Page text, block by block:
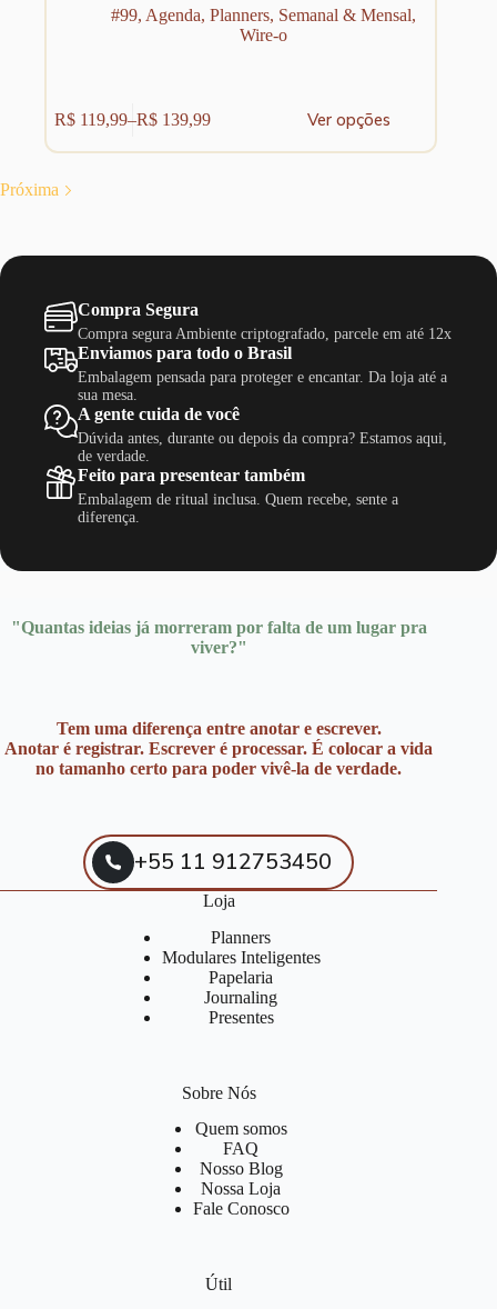
#99, Agenda, Planners, Semanal & Mensal,
Wire-o
R$ 119,99–R$ 139,99
Faixa
de
Ver opções
produto
tem
variantes.
página
do
produto
Próxima
Compra Segura
Compra segura Ambiente criptografado, parcele em até 12x
Enviamos para todo o Brasil
Embalagem pensada para proteger e encantar. Da loja até a
sua mesa.
A gente cuida de você
Dúvida antes, durante ou depois da compra? Estamos aqui,
de verdade.
Feito para presentear também
Embalagem de ritual inclusa. Quem recebe, sente a
diferença.
"Quantas ideias já morreram por falta de um lugar pra
viver?"
Tem uma diferença entre anotar e escrever.
Anotar é registrar. Escrever é processar. É colocar a vida
no tamanho certo para poder vivê-la de verdade.
+55 11 912753450
Loja
Planners
Modulares Inteligentes
Papelaria
Journaling
Presentes
Sobre Nós
Quem somos
FAQ
Nosso Blog
Nossa Loja
Fale Conosco
Útil